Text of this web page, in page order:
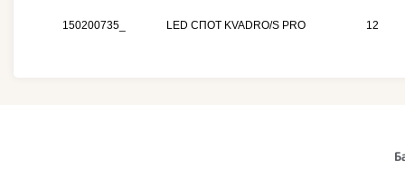
150200735_ LED СПОТ KVADRO/S PRO 12